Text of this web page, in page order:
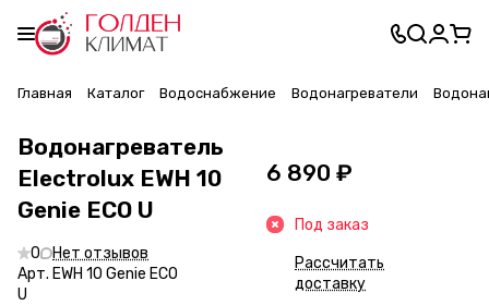
Главная Каталог Водоснабжение Водонагреватели
Водонагреватель
Electrolux EWH 10
Genie ECO U
0
Нет отзывов
Арт. EWH 10 Genie ECO
U
6 890 ₽
Под заказ
Рассчитать
доставку